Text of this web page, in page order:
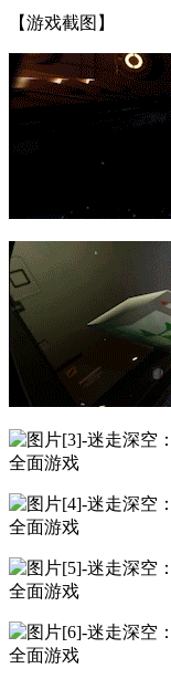
【游戏截图】